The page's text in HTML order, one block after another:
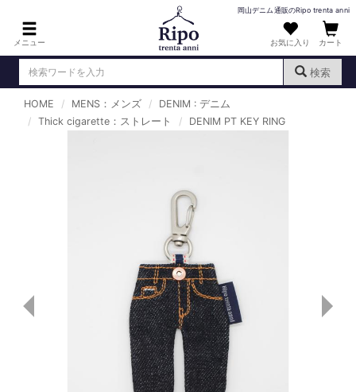
メニュー
岡山デニム通販のRipo trenta anni
お気に入り カート
検索
ログイン （新規会員登録）
T-SHIRT : Tシャツ
KNIT : ニット
SHIRT : シャツ
OUTERS : アウター
HOME MENS：メンズ
DENIM : デニム
Thick cigarette：ストレート
DENIM PT KEY RING